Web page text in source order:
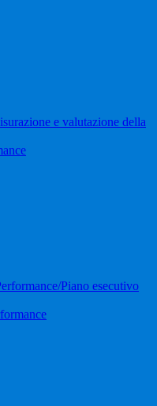
e valutazione della
Piano esecutivo